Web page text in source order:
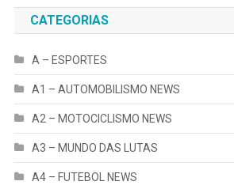
CATEGORIAS
A – ESPORTES
A1 – AUTOMOBILISMO NEWS
A2 – MOTOCICLISMO NEWS
A3 – MUNDO DAS LUTAS
A4 – FUTEBOL NEWS